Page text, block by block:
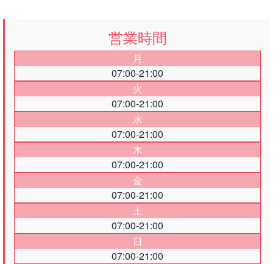
営業時間
月
07:00-21:00
火
07:00-21:00
水
07:00-21:00
木
07:00-21:00
金
07:00-21:00
土
07:00-21:00
日
07:00-21:00